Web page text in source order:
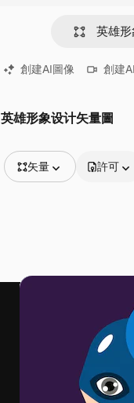
創建AI圖像 創建
英雄形象设计矢量圖
矢量
視頻
許可
引導你創
100萬訂閱